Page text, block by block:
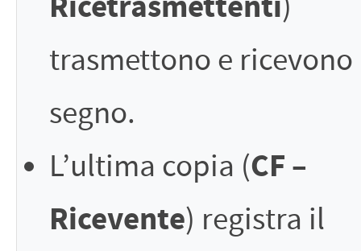
trasmettono e
segno.
L’ultima copia (CF –
Ricevente) registra il